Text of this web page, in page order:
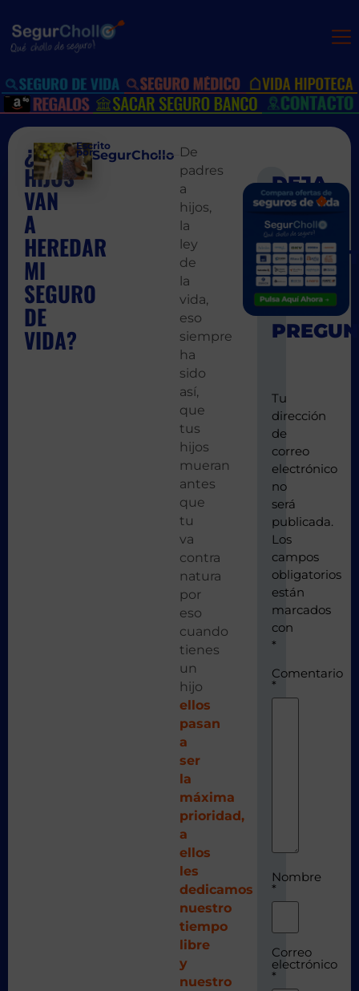
¿MIS
HIJOS
VAN
A
HEREDAR
MI
SEGURO
DE
VIDA?
Escrito
por:SegurChollo De
padres
a
hijos,
la
ley
de
la
vida,
eso
siempre
ha
sido
así,
que
tus
hijos
mueran
antes
que
tu
va
contra
natura
por
eso
cuando
tienes
un
hijo
ellos
pasan
a
ser
la
máxima
prioridad,
a
ellos
les
dedicamos
nuestro
tiempo
libre
y
nuestro
Tu
dirección
de
correo
electrónico
no
será
publicada.
Los
campos
obligatorios
están
marcados
con
*
Comentario
*
Nombre
*
Correo
electrónico
*
¿cuanto